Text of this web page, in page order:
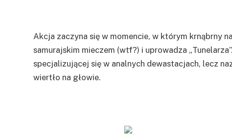
Akcja zaczyna się w momencie, w którym krnąbrny
samurajskim mieczem (wtf?) i uprowadza
specjalizującej się w analnych dewastacjach, lecz
wiertło na głowie.